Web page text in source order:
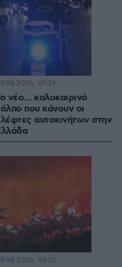
νέο... καλοκαιρινό
που κάνουν οι
αυτοκινήτων στην
07:29
06:52